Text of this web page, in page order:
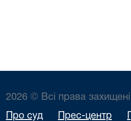
2026 © Всі права захищені
Про суд Прес-центр